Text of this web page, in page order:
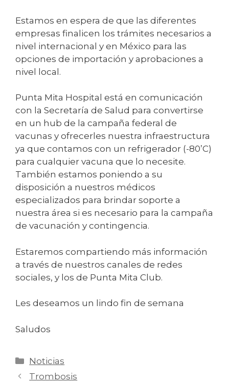
Estamos en espera de que las diferentes
empresas finalicen los trámites necesarios a
nivel internacional y en México para las
opciones de importación y aprobaciones a
nivel local.
Punta Mita Hospital está en comunicación
con la Secretaría de Salud para convertirse
en un hub de la campaña federal de
vacunas y ofrecerles nuestra infraestructura
ya que contamos con un refrigerador (-80’C)
para cualquier vacuna que lo necesite.
También estamos poniendo a su
disposición a nuestros médicos
especializados para brindar soporte a
nuestra área si es necesario para la campaña
de vacunación y contingencia.
Estaremos compartiendo más información
a través de nuestros canales de redes
sociales, y los de Punta Mita Club.
Les deseamos un lindo fin de semana
Saludos
Noticias
Trombosis